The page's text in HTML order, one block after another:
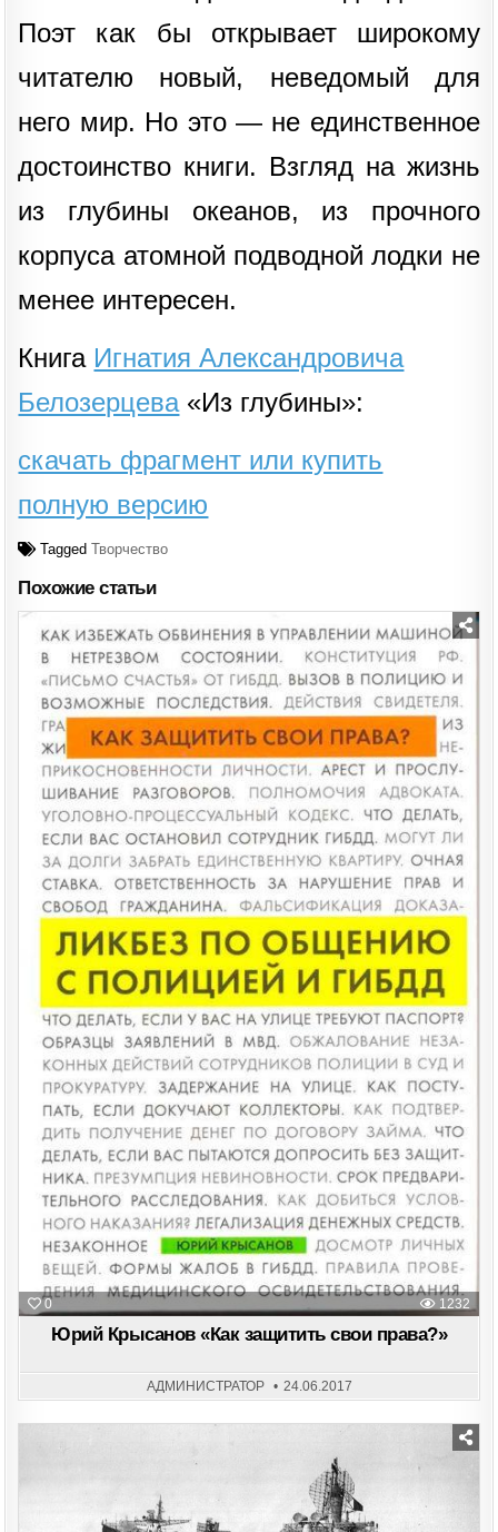
Поэт как бы открывает широкому
читателю новый, неведомый для
него мир. Но это — не единственное
достоинство книги. Взгляд на жизнь
из глубины океанов, из прочного
корпуса атомной подводной лодки не
менее интересен.
Книга Игнатия Александровича
Белозерцева«Из глубины»:
скачать фрагмент или купить
полную версию
TaggedТворчество
Похожие статьи
0 1232
Posted
in
Юрий Крысанов «Как защитить свои права?»
АДМИНИСТРАТОР 24.06.2017